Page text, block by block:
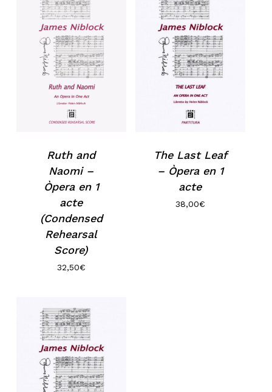
Ruth and
Naomi –
Òpera en 1
acte
(Condensed
Rehearsal
Score)
32,50€
The Last Leaf
– Òpera en 1
acte
38,00€